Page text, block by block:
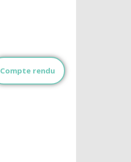
Compte rendu